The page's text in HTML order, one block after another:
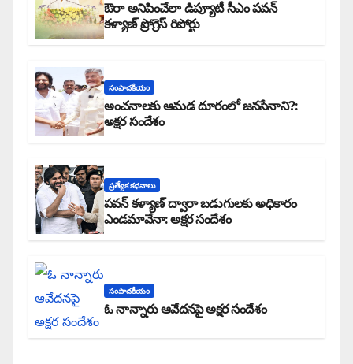
ఔరా అనిపించేలా డిప్యూటీ సీఎం పవన్
కళ్యాణ్ ప్రోగ్రెస్ రిపోర్టు
సంపాదకీయం
అంచనాలకు ఆమడ దూరంలో జనసేనాని?:
అక్షర సందేశం
ప్రత్యేక కధనాలు
పవన్ కళ్యాణ్ ద్వారా బడుగులకు అధికారం
ఎండమావేనా: అక్షర సందేశం
సంపాదకీయం
ఓ నాన్నారు ఆవేదనపై అక్షర సందేశం